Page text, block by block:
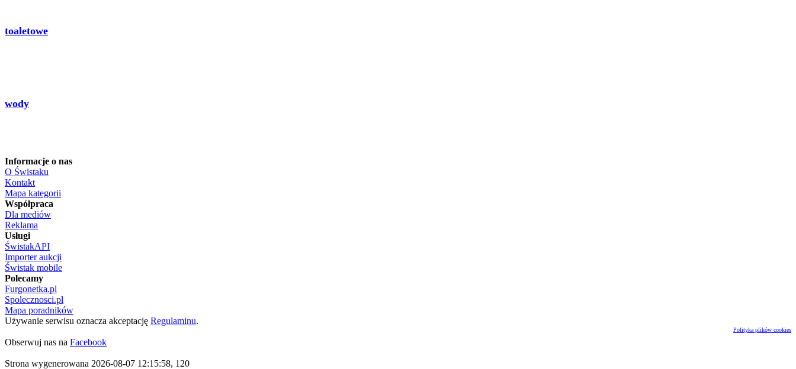
toaletowe
wody
Informacje o nas
O Świstaku
Kontakt
Mapa kategorii
Współpraca
Dla mediów
Reklama
Usługi
ŚwistakAPI
Importer aukcji
Świstak mobile
Polecamy
Furgonetka.pl
Spolecznosci.pl
Mapa poradników
Używanie serwisu oznacza akceptację Regulaminu.
Polityka plików cookies
Obserwuj nas na Facebook
Strona wygenerowana 2026-08-07 12:15:58, 120